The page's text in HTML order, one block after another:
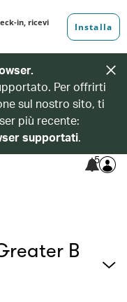
Per offrirti
sul nostro sito, ti
più recente:
supportati.
5
B